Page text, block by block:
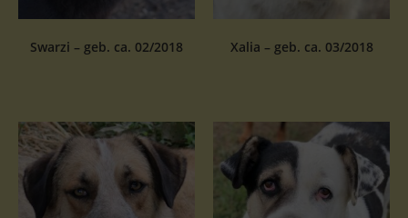
Swarzi – geb. ca. 02/2018 Xalia – geb. ca. 03/2018